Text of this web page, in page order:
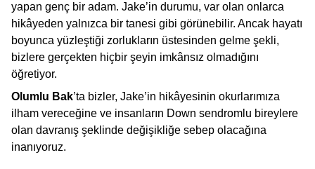
yapan genç bir adam. Jake’in durumu, var olan onlarca
hikâyeden yalnızca bir tanesi gibi görünebilir. Ancak hayatı
boyunca yüzleştiği zorlukların üstesinden gelme şekli,
bizlere gerçekten hiçbir şeyin imkânsız olmadığını
öğretiyor.
Olumlu Bak’ta bizler, Jake’in hikâyesinin okurlarımıza
ilham vereceğine ve insanların Down sendromlu bireylere
olan davranış şeklinde değişikliğe sebep olacağına
inanıyoruz.